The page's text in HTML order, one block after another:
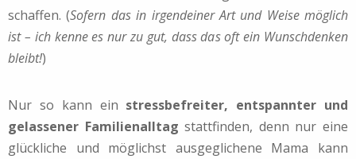
schaffen. (Sofern das in irgendeiner Art und Weise möglich
ist – ich kenne es nur zu gut, dass das oft ein Wunschdenken
bleibt!)
Nur so kann ein stressbefreiter, entspannter und
gelassener Familienalltag stattfinden, denn nur eine
glückliche und möglichst ausgeglichene Mama kann